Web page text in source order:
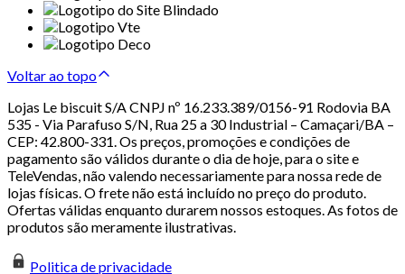
Voltar ao topo
Lojas Le biscuit S/A CNPJ nº 16.233.389/0156-91 Rodovia BA
535 - Via Parafuso S/N, Rua 25 a 30 Industrial – Camaçari/BA –
CEP: 42.800-331. Os preços, promoções e condições de
pagamento são válidos durante o dia de hoje, para o site e
TeleVendas, não valendo necessariamente para nossa rede de
lojas físicas. O frete não está incluído no preço do produto.
Ofertas válidas enquanto durarem nossos estoques. As fotos de
produtos são meramente ilustrativas.
Politica de privacidade